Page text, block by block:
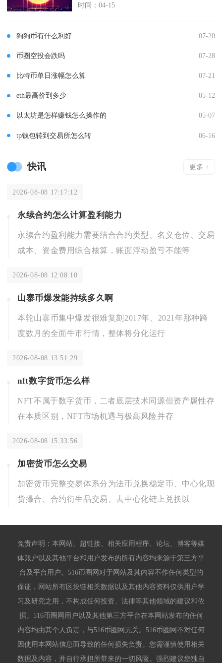
时间：04-15
狗狗币有什么利好 07-20
币圈空投会跌吗 07-28
比特币单日涨幅怎么算 07-21
eth最高价到多少 05-12
以太坊是怎样赚钱怎么操作的 05-07
tp钱包转到交易所怎么转 06-16
快讯 更多 +
2026-08-08 17:17:12
永续合约怎么计算盈利能力
永续合约盈利能力需要结合合约类型、名义仓位、交易
成本、资金费用综合核算，账面浮动盈亏不能等
2026-08-08 12:08:10
山寨币爆发能持续多久啊
本轮山寨币集中爆发很难复刻2017年、2021年那种跨
度数月的全面牛市行情，整体将分化运行
2026-08-08 13:51:29
nft数字货币怎么样
NFT不属于数字货币，二者底层技术同源但资产属性存
在本质区别，NFT市场机遇与极高风险并存
2026-08-08 15:33:56
加密货币怎么交易
加密货币完整交易体系分为法币兑换稳定币、中心化现
货撮合、合约衍生品交易、去中心化链上兑换以
免责声明：本网站、超链接、相关应用程序、论坛、博客等媒
体账户以及其他平台和用户发布的所有内容均来源于第三方平
台及平台用户。516币圈网对于网站及其内容不作任何类型的
保证，网站所有区块链相关数据以及其他内容资料仅供用户学
习及研究之用，不构成任何投资、法律等其他领域的建议和依
据。516币圈网用户以及其他第三方平台在本网站发布的任何
内容均由其个人负责，与516币圈网无关。516币圈网不对任何
因使用本网站信息而导致的任何损失负责。您需谨慎使用相关
数据及内容，并自行承担所带来的一切风险。强烈建议您独自